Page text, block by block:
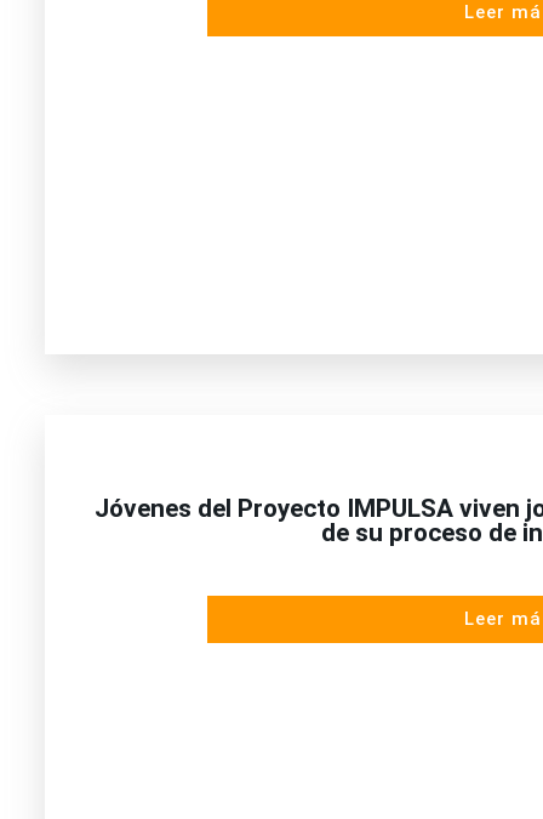
Leer
Jóvenes del Proyecto IMPULSA viven
de su proceso de
Leer